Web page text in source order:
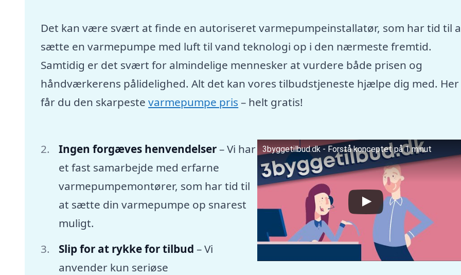
Det kan være svært at finde en autoriseret varmepumpeinstallatør, som har tid til
sætte en varmepumpe med luft til vand teknologi op i den nærmeste fremtid.
Samtidig er det svært for almindelige mennesker at vurdere både prisen og
håndværkerens pålidelighed. Alt det kan vores tilbudstjeneste hjælpe dig med. Her
får du den skarpestevarmepumpe pris – helt gratis!
Ingen forgæves henvendelser– Vi har
et fast samarbejde med erfarne
varmepumpemontører, som har tid til
at sætte din varmepumpe op snarest
muligt.
Slip for at rykke for tilbud – Vi
anvender kun seriøse
3byggetilbud.dk - Forstå konceptet på 1 minut